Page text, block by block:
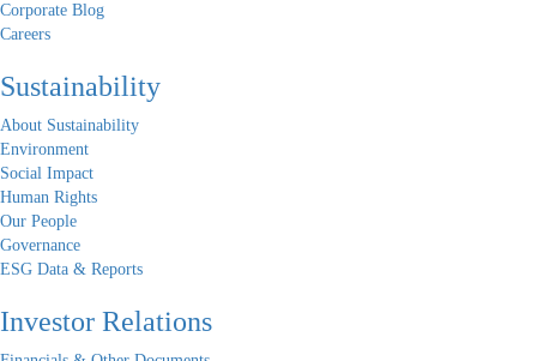
Corporate Blog
Careers
Sustainability
About Sustainability
Environment
Social Impact
Human Rights
Our People
Governance
ESG Data & Reports
Investor Relations